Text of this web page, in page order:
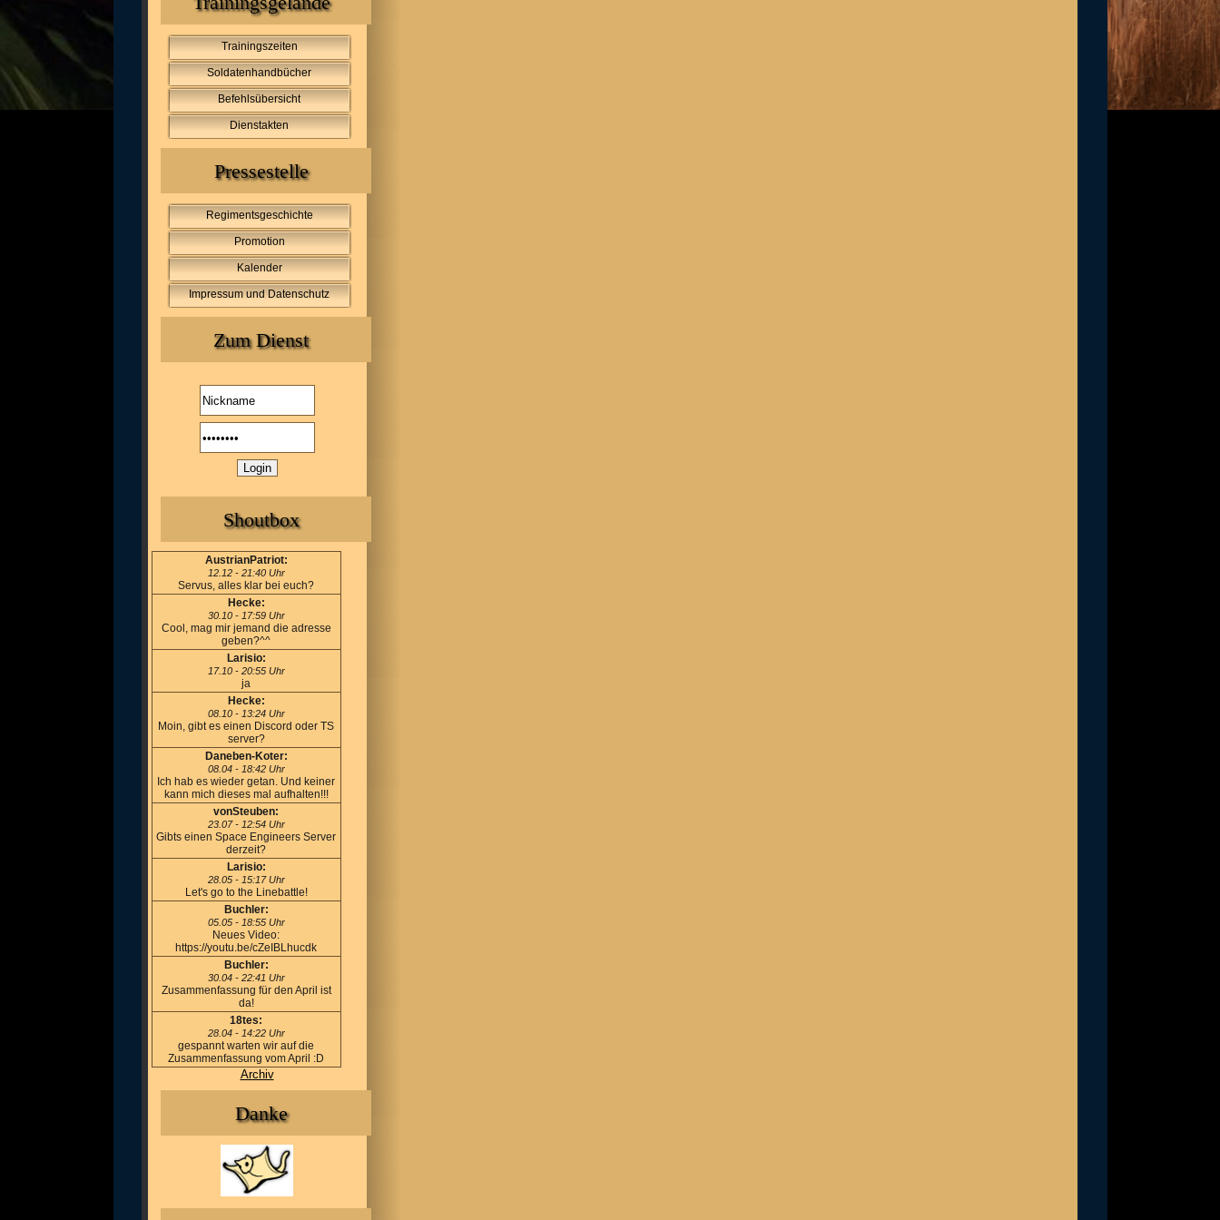
Trainingszeiten
Soldatenhandbücher
Befehlsübersicht
Dienstakten
Pressestelle
Regimentsgeschichte
Promotion
Kalender
Impressum und Datenschutz
Zum Dienst
Shoutbox
AustrianPatriot:
12.12 - 21:40 Uhr
Servus, alles klar bei euch?
Hecke:
30.10 - 17:59 Uhr
Cool, mag mir jemand die adresse
geben?^^
Larisio:
17.10 - 20:55 Uhr
ja
Hecke:
08.10 - 13:24 Uhr
Moin, gibt es einen Discord oder TS
server?
Daneben-Koter:
08.04 - 18:42 Uhr
Ich hab es wieder getan. Und keiner
kann mich dieses mal aufhalten!!!
vonSteuben:
23.07 - 12:54 Uhr
Gibts einen Space Engineers Server
derzeit?
Larisio:
28.05 - 15:17 Uhr
Let's go to the Linebattle!
Buchler:
05.05 - 18:55 Uhr
Neues Video:
https://youtu.be/cZeIBLhucdk
Buchler:
30.04 - 22:41 Uhr
Zusammenfassung für den April ist
da!
18tes:
28.04 - 14:22 Uhr
gespannt warten wir auf die
Zusammenfassung vom April :D
Archiv
Danke